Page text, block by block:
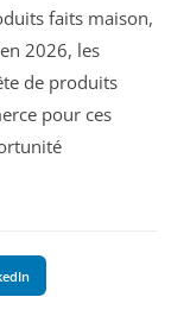
faits maison,
2026, les
de produits
pour ces